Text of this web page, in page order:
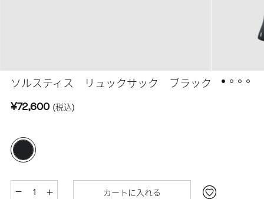
ソルスティス リュックサック ブラック
¥72,600 (税込)
カートに入れる